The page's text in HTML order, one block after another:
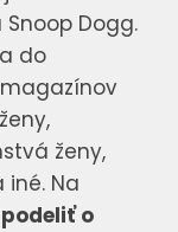
Dogg.
do
ženy,
iné. Na
o